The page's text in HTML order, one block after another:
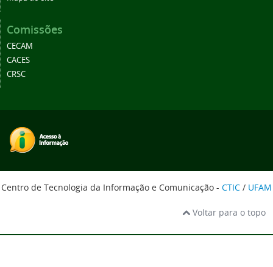
Comissões
CECAM
CACES
CRSC
Centro de Tecnologia da Informação e Comunicação - CTIC / UFAM
Voltar para o topo